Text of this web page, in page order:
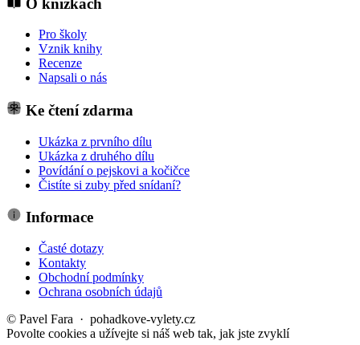
Pro školy
Vznik knihy
Recenze
Napsali o nás
Ke čtení zdarma
Ukázka z prvního dílu
Ukázka z druhého dílu
Povídání o pejskovi a kočičce
Čistíte si zuby před snídaní?
Informace
Časté dotazy
Kontakty
Obchodní podmínky
Ochrana osobních údajů
© Pavel Fara · pohadkove-vylety.cz
Povolte cookies a užívejte si náš web tak, jak jste zvyklí